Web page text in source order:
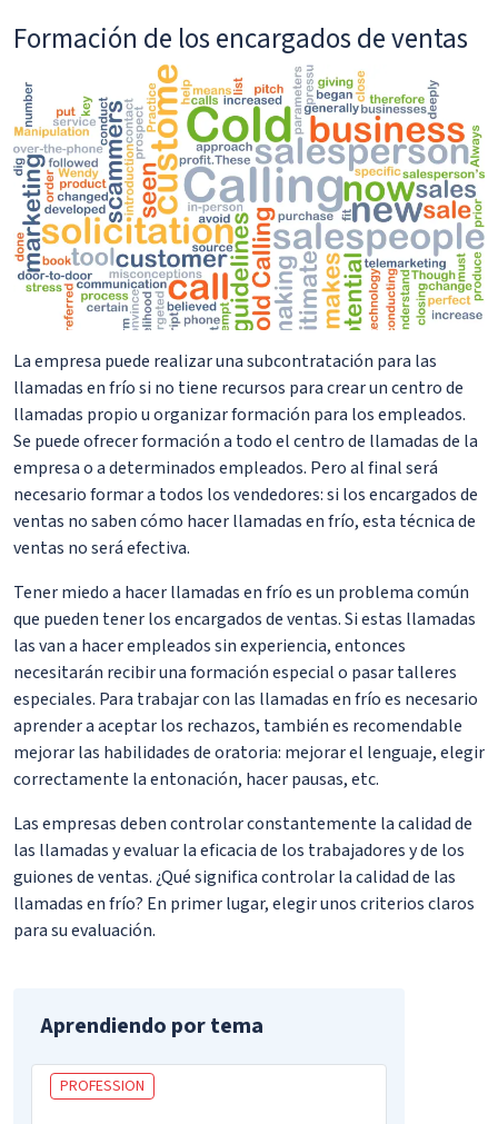
Formación de los encargados de ventas
La empresa puede realizar una subcontratación para las
llamadas en frío si no tiene recursos para crear un centro de
llamadas propio u organizar formación para los empleados.
Se puede ofrecer formación a todo el centro de llamadas de la
empresa o a determinados empleados. Pero al final será
necesario formar a todos los vendedores: si los encargados de
ventas no saben cómo hacer llamadas en frío, esta técnica de
ventas no será efectiva.
Tener miedo a hacer llamadas en frío es un problema común
que pueden tener los encargados de ventas. Si estas llamadas
las van a hacer empleados sin experiencia, entonces
necesitarán recibir una formación especial o pasar talleres
especiales. Para trabajar con las llamadas en frío es necesario
aprender a aceptar los rechazos, también es recomendable
mejorar las habilidades de oratoria: mejorar el lenguaje, elegir
correctamente la entonación, hacer pausas, etc.
Las empresas deben controlar constantemente la calidad de
las llamadas y evaluar la eficacia de los trabajadores y de los
guiones de ventas. ¿Qué significa controlar la calidad de las
llamadas en frío? En primer lugar, elegir unos criterios claros
para su evaluación.
Aprendiendo por tema
PROFESSION